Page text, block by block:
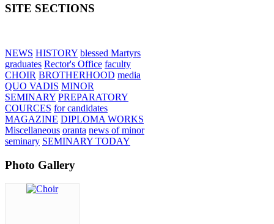
SITE SECTIONS
NEWS HISTORY blessed Martyrs
graduates Rector's Office faculty
CHOIR BROTHERHOOD media
QUO VADIS MINOR
SEMINARY PREPARATORY
COURCES for candidates
MAGAZINE DIPLOMA WORKS
Miscellaneous oranta news of minor
seminary SEMINARY TODAY
Photo Gallery